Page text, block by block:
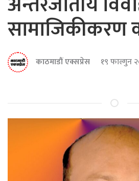
सामाजिकीकरण
काठमाडौं एक्सप्रेस १९ फाल्गुन